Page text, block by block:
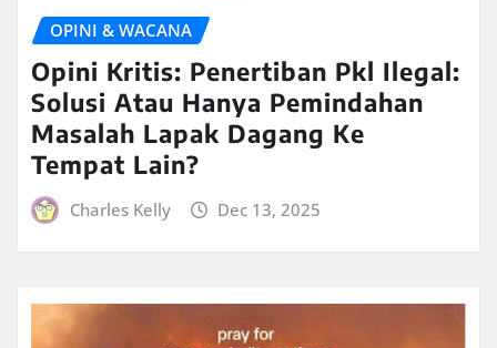
OPINI & WACANA
Opini Kritis: Penertiban Pkl Ilegal:
Solusi Atau Hanya Pemindahan
Masalah Lapak Dagang Ke
Tempat Lain?
Charles Kelly Dec 13, 2025